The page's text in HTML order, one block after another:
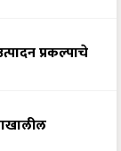
प्रकल्पाचे